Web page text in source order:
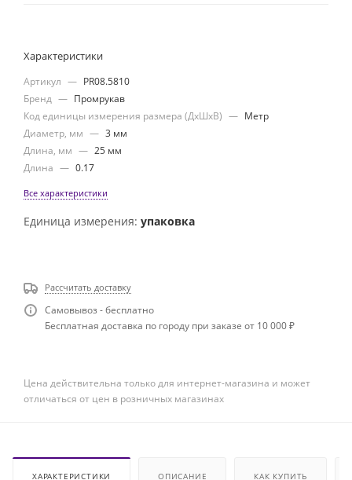
Характеристики
Артикул — PR08.5810
Бренд — Промрукав
Код единицы измерения размера (ДхШхВ) — Метр
Диаметр, мм — 3 мм
Длина, мм — 25 мм
Длина — 0.17
Все характеристики
Единица измерения: упаковка
Рассчитать доставку
Самовывоз - бесплатно
Бесплатная доставка по городу при заказе от 10 000 ₽
Цена действительна только для интернет-магазина и может
отличаться от цен в розничных магазинах
ХАРАКТЕРИСТИКИ ОПИСАНИЕ КАК КУПИТЬ